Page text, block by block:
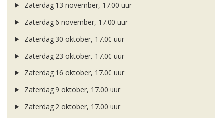
Zaterdag 13 november, 17.00 uur
Zaterdag 6 november, 17.00 uur
Zaterdag 30 oktober, 17.00 uur
Zaterdag 23 oktober, 17.00 uur
Zaterdag 16 oktober, 17.00 uur
Zaterdag 9 oktober, 17.00 uur
Zaterdag 2 oktober, 17.00 uur